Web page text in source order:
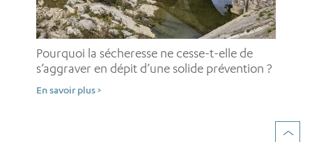
Pourquoi la sécheresse ne cesse-t-elle de
s’aggraver en dépit d’une solide prévention ?
En savoir plus >